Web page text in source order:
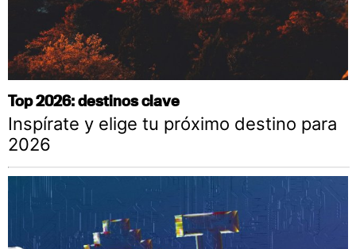
Top 2026: destinos clave
Inspírate y elige tu próximo destino para
2026